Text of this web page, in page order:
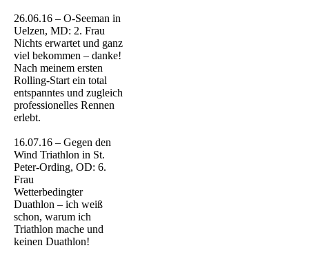
26.06.16 – O-Seeman in
Uelzen, MD: 2. Frau
Nichts erwartet und ganz
viel bekommen – danke!
Nach meinem ersten
Rolling-Start ein total
entspanntes und zugleich
professionelles Rennen
erlebt.
16.07.16 – Gegen den
Wind Triathlon in St.
Peter-Ording, OD: 6.
Frau
Wetterbedingter
Duathlon – ich weiß
schon, warum ich
Triathlon mache und
keinen Duathlon!